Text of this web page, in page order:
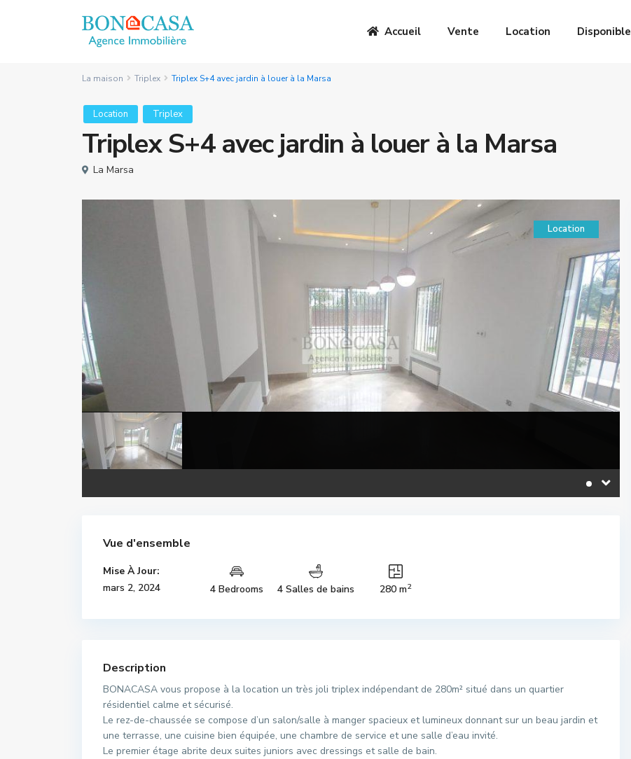
Accueil Vente Location Disponible
La maison Triplex Triplex S+4 avec jardin à louer à la Marsa
Location Triplex
Triplex S+4 avec jardin à louer à la Marsa
La Marsa
Location
Vue d'ensemble
Mise À Jour:
mars 2, 2024
4 Bedrooms 4 Salles de bains 280 m2
Description
BONACASA vous propose à la location un très joli triplex indépendant de 280m² situé dans un quartier
résidentiel calme et sécurisé.
Le rez-de-chaussée se compose d’un salon/salle à manger spacieux et lumineux donnant sur un beau jardin et
une terrasse, une cuisine bien équipée, une chambre de service et une salle d’eau invité.
Le premier étage abrite deux suites juniors avec dressings et salle de bain.